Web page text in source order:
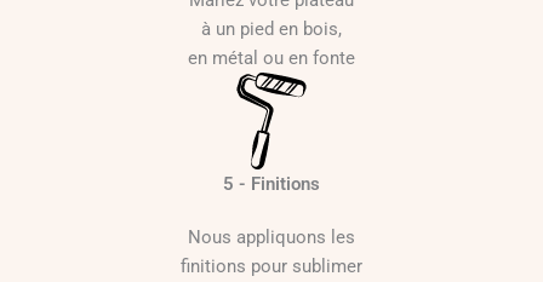
à un pied en bois,
en métal ou en fonte
5 - Finitions
Nous appliquons les
finitions pour sublimer